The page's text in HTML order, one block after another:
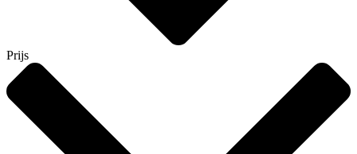
Prijs